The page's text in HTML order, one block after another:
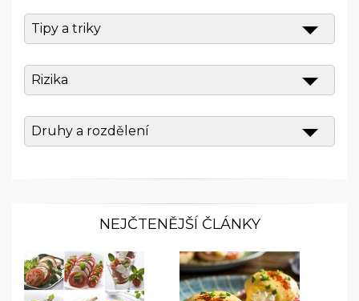
Tipy a triky
Rizika
Druhy a rozdělení
NEJČTENĚJŠÍ ČLÁNKY